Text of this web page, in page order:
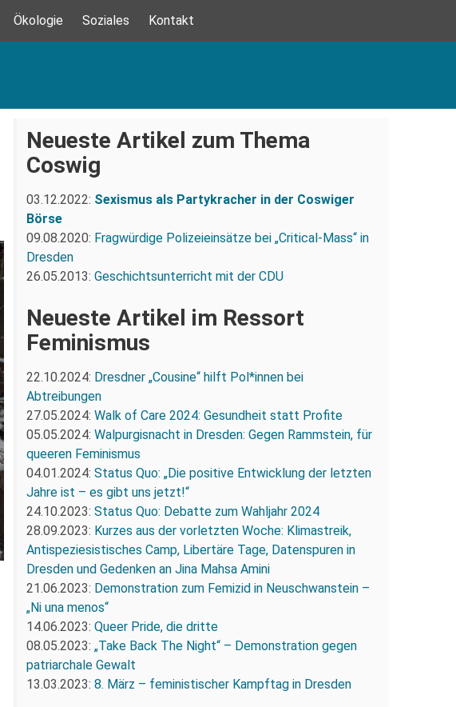
Ökologie Soziales Kontakt
Neueste Artikel zum Thema
Coswig
03.12.2022: Sexismus als Partykracher in der Coswiger
Börse
09.08.2020: Fragwürdige Polizeieinsätze bei „Critical-Mass“ in
Dresden
26.05.2013: Geschichtsunterricht mit der CDU
Neueste Artikel im Ressort
Feminismus
22.10.2024: Dresdner „Cousine“ hilft Pol*innen bei
Abtreibungen
27.05.2024: Walk of Care 2024: Gesundheit statt Profite
05.05.2024: Walpurgisnacht in Dresden: Gegen Rammstein, für
queeren Feminismus
04.01.2024: Status Quo: „Die positive Entwicklung der letzten
Jahre ist – es gibt uns jetzt!“
24.10.2023: Status Quo: Debatte zum Wahljahr 2024
28.09.2023: Kurzes aus der vorletzten Woche: Klimastreik,
Antispeziesistisches Camp, Libertäre Tage, Datenspuren in
Dresden und Gedenken an Jina Mahsa Amini
21.06.2023: Demonstration zum Femizid in Neuschwanstein –
„Ni una menos“
14.06.2023: Queer Pride, die dritte
08.05.2023: „Take Back The Night“ – Demonstration gegen
patriarchale Gewalt
13.03.2023: 8. März – feministischer Kampftag in Dresden